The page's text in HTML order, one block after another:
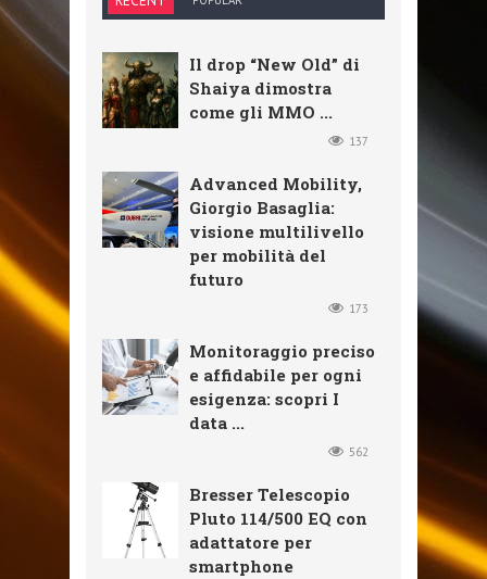
Il drop “New Old” di
Shaiya dimostra
come gli MMO ...
137
Advanced Mobility,
Giorgio Basaglia:
visione multilivello
per mobilità del
futuro
173
Monitoraggio preciso
e affidabile per ogni
esigenza: scopri I
data ...
562
Bresser Telescopio
Pluto 114/500 EQ con
adattatore per
smartphone